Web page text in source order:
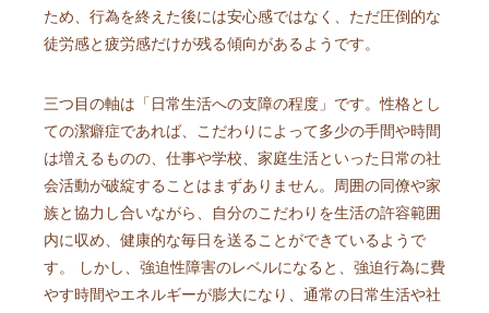
ため、行為を終えた後には安心感ではなく、ただ圧倒的な
徒労感と疲労感だけが残る傾向があるようです。
三つ目の軸は「日常生活への支障の程度」です。性格とし
ての潔癖症であれば、こだわりによって多少の手間や時間
は増えるものの、仕事や学校、家庭生活といった日常の社
会活動が破綻することはまずありません。周囲の同僚や家
族と協力し合いながら、自分のこだわりを生活の許容範囲
内に収め、健康的な毎日を送ることができているようで
す。 しかし、強迫性障害のレベルになると、強迫行為に費
やす時間やエネルギーが膨大になり、通常の日常生活や社